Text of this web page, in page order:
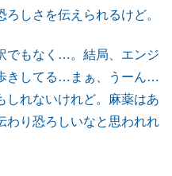
しさを伝えられるけど。
でもなく…。結局、エンジ
きしてる…まぁ、うーん…
しれないけれど。麻薬はあ
わり恐ろしいなと思われれ